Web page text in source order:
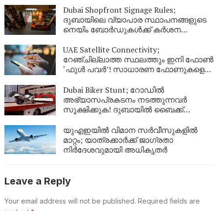
Dubai Shopfront Signage Rules;
ദുബായിലെ വ്യാപാര സ്ഥാപനങ്ങളുടെ
നെയിം ബോർഡുകൾക്ക് കർശന
UAE Satellite Connectivity;
റേഞ്ചില്ലാത്ത സ്ഥലത്തും ഇനി ഫോൺ
‘ഫുൾ പവർ’! സാധാരണ ഫോണുകളെ
യുഎഇയുടെ വിപ്ലവം
Dubai Biker Stunt; റോഡിൽ
അഭ്യാസപ്രകടനം നടത്തുന്നവർ
സൂക്ഷിക്കുക! ദുബായിൽ ബൈക്ക്
പോലീസ്
യുഎഇയിൽ വിമാന സർവീസുകളിൽ
മാറ്റം; യാത്രക്കാർക്ക് ജാഗ്രതാ
നിർദേശവുമായി അധികൃതർ
Leave a Reply
Your email address will not be published. Required fields are